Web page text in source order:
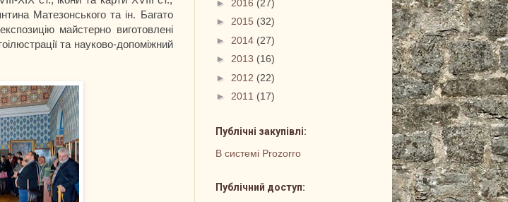
Матезонського та ін. Багато
майстерно виготовлені
та науково-допоміжний
► 2016 (27)
► 2015 (32)
► 2014 (27)
► 2013 (16)
► 2012 (22)
► 2011 (17)
Публічні закупівлі:
В системі Prozorro
Публічний доступ: